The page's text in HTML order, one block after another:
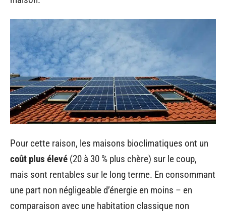
Pour cette raison, les maisons bioclimatiques ont un
coût plus élevé (20 à 30 % plus chère) sur le coup,
mais sont rentables sur le long terme. En consommant
une part non négligeable d’énergie en moins – en
comparaison avec une habitation classique non